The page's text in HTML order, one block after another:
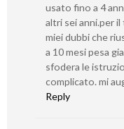
usato fino a 4
altri sei anni.per
miei dubbi che
a 10 mesi pesa
sfodera le
complicato. mi
Reply